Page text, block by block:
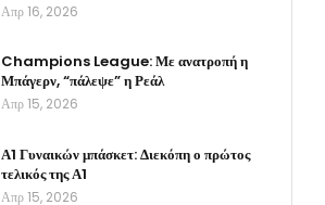
Απρ 16, 2026
Champions League: Με ανατροπή η
Μπάγερν, “πάλεψε” η Ρεάλ
Απρ 15, 2026
Α1 Γυναικών μπάσκετ: Διεκόπη ο πρώτος
τελικός της Α1
Απρ 15, 2026